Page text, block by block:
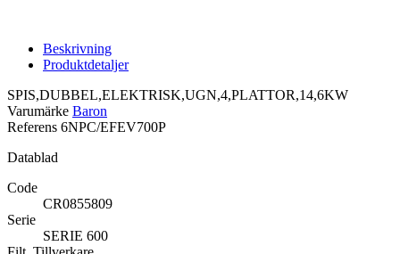
Beskrivning
Produktdetaljer
SPIS,DUBBEL,ELEKTRISK,UGN,4,PLATTOR,14,6KW
Varumärke Baron
Referens 6NPC/EFEV700P
Datablad
Code
CR0855809
Serie
SERIE 600